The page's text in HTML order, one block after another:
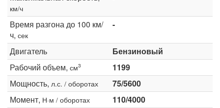
км/ч
Время разгона до 100 км/
ч, сек
-
Двигатель
Бензиновый
Рабочий объем, см3
1199
Мощность, л.с. / оборотах
75/5600
Момент, Н·м / оборотах
110/4000